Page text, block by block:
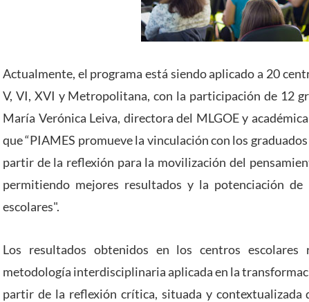
Actualmente, el programa está siendo aplicado a 20
V, VI, XVI y Metropolitana, con la participación de 12
María Verónica Leiva, directora del MLGOE y
que “PIAMES promueve la vinculación con los
partir de la reflexión para la movilización del
permitiendo mejores resultados y la potenciación de
escolares".
Los resultados obtenidos en los centros
metodología interdisciplinaria aplicada en la
partir de la reflexión crítica, situada y contextualizada